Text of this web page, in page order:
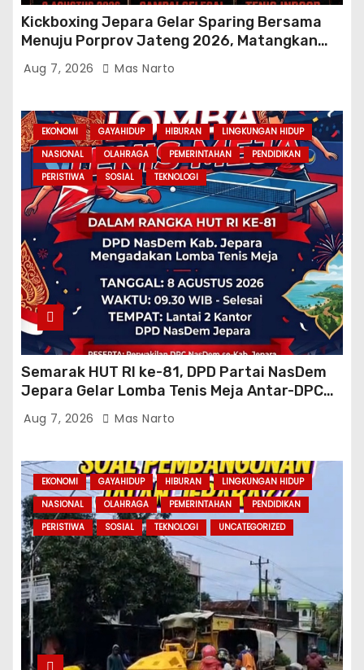
Kickboxing Jepara Gelar Sparing Bersama
Menuju Porprov Jateng 2026, Matangkan
Fisik dan Teknik Atlet
Aug 7, 2026 Mas Narto
EKONOMI GAYAHIDUP HIBURAN
LINGKUNGAN HIDUP
NASIONAL
OLAHRAGA PEMERINTAHAN
PENDIDIKAN
PERISTIWA
SOSIAL TEKNOLOGI
Semarak HUT RI ke-81, DPD Partai NasDem
Jepara Gelar Lomba Tenis Meja Antar-DPC
Se-Kabupaten
Aug 7, 2026 Mas Narto
EKONOMI GAYAHIDUP HIBURAN
LINGKUNGAN HIDUP
NASIONAL
OLAHRAGA PEMERINTAHAN
PENDIDIKAN
PERISTIWA
SOSIAL TEKNOLOGI UNCATEGORIZED